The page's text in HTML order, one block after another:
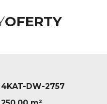
OFERTY
4KAT-DW-2757